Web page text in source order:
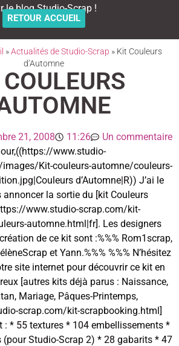
le blog Studio-Scrap !
RETOUR ACCUEIL
»Actualités de Studio-Scrap » Kit Couleurs
d’Automne
21, 2008 11:26
Un commentaire
www.studio-
Kit-couleurs-automne/couleurs-
d’Automne|R)) J’ai le
annoncer la sortie du [kit Couleurs
www.studio-scrap.com/kit-
automne.html|fr]. Les designers
de ce kit sont :%%% Rom1scrap,
et Yann.%%% %%% N’hésitez
site internet pour découvrir ce kit en
[autres kits déjà parus : Naissance,
Mariage, Pâques-Printemps,
scrap.com/kit-scrapbooking.html]
: * 55 textures * 104 embellissements *
Studio-Scrap 2) * 28 gabarits * 47